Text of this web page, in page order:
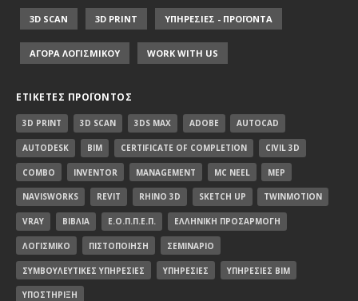
3D SCAN 3D PRINT ΥΠΗΡΕΣΙΕΣ - ΠΡΟΪΟΝΤΑ
ΑΓΟΡΑ ΛΟΓΙΣΜΙΚΟΥ WORK WITH US
ΕΤΙΚΈΤΕΣ ΠΡΟΪΌΝΤΟΣ
3D PRINT 3D SCAN 3DS MAX ADOBE AUTOCAD
AUTODESK BIM CERTIFICATE OF COMPLETION CIVIL 3D
COMBO INVENTOR MANAGEMENT MC NEEL MEP
NAVISWORKS REVIT RHINO 3D SKETCH UP TWINMOTION
VRAY ΒΙΒΛΊΑ Ε.Ο.Π.Π.Ε.Π. ΕΛΛΗΝΙΚΉ ΠΡΟΣΑΡΜΟΓΉ
ΛΟΓΙΣΜΙΚΌ ΠΙΣΤΟΠΟΊΗΣΗ ΣΕΜΙΝΆΡΙΟ
ΣΥΜΒΟΥΛΕΥΤΙΚΈΣ ΥΠΗΡΕΣΊΕΣ ΥΠΗΡΕΣΊΕΣ ΥΠΗΡΕΣΊΕΣ BIM
ΥΠΟΣΤΉΡΙΞΗ